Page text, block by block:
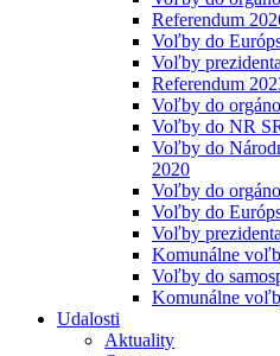
Referendum
Voľby do
Voľby
Referendum
Voľby do
Voľby do NR
Voľby do
2020
Voľby do
Voľby do
Voľby
Komunálne
Voľby do
Komunálne
Udalosti
Aktuality